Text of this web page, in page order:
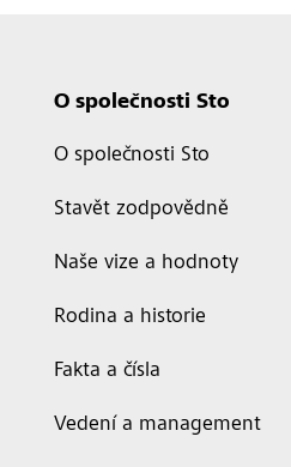
O společnosti Sto
O společnosti Sto
Stavět zodpovědně
Naše vize a hodnoty
Rodina a historie
Fakta a čísla
Vedení a management